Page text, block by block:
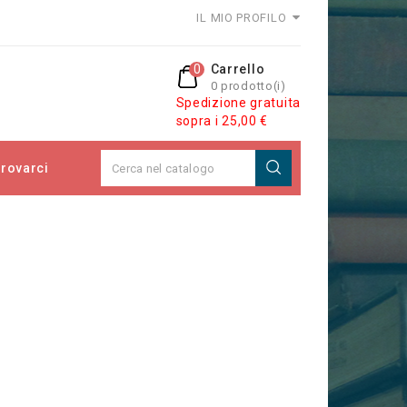
IL MIO PROFILO
Carrello
0 prodotto(i)
0
Spedizione gratuita
sopra i 25,00 €